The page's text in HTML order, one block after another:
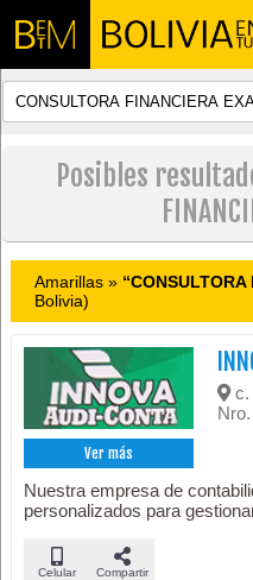
Posibles
Amarillas » “CONSULTORA
Bolivia)
Ver más
c.
Nuestra empresa de
personalizados para
Celular Compartir